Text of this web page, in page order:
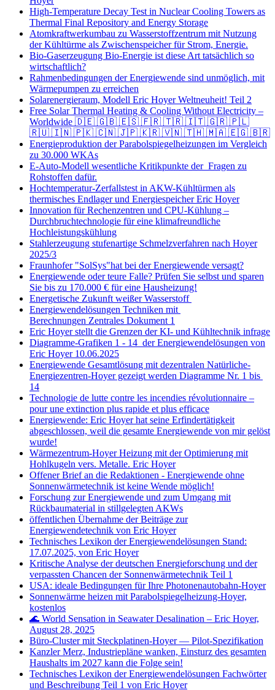
High-Temperature Decay Test in Nuclear Cooling Towers as
Thermal Final Repository and Energy Storage
Atomkraftwerkumbau zu Wasserstoffzentrum mit Nutzung
der Kühltürme als Zwischenspeicher für Strom, Energie.
Bio-Gaserzeugung Bio-Energie ist diese Art tatsächlich so
wirtschaftlich?
Rahmenbedingungen der Energiewende sind unmöglich, mit
Wärmepumpen zu erreichen
Solarenergieraum, Modell Eric Hoyer Weltneuheit! Teil 2
Free Solar Thermal Heating & Cooling Without Electricity –
Worldwide 🇩🇪 🇬🇧 🇪🇸 🇫🇷 🇹🇷 🇮🇹 🇬🇷 🇵🇱
🇷🇺 🇮🇳 🇵🇰 🇨🇳 🇯🇵 🇰🇷 🇻🇳 🇹🇭 🇲🇦 🇪🇬 🇧🇷
Energieproduktion der Parabolspiegelheizungen im Vergleich
zu 30.000 WKAs
E-Auto-Modell wesentliche Kritikpunkte der Fragen zu
Rohstoffen dafür.
Hochtemperatur-Zerfallstest in AKW-Kühltürmen als
thermisches Endlager und Energiespeicher Eric Hoyer
Innovation für Rechenzentren und CPU-Kühlung –
Durchbruchtechnologie für eine klimafreundliche
Hochleistungskühlung
Stahlerzeugung stufenartige Schmelzverfahren nach Hoyer
2025/3
Fraunhofer "SolSys"hat bei der Energiewende versagt?
Energiewende oder teure Falle? Prüfen Sie selbst und sparen
Sie bis zu 170.000 € für eine Hausheizung!
Energetische Zukunft weißer Wasserstoff
Energiewendelösungen Techniken mit
Berechnungen Zentrales Dokument 1
Eric Hoyer stellt die Grenzen der KI- und Kühltechnik infrage
Diagramme-Grafiken 1 - 14 der Energiewendelösungen von
Eric Hoyer 10.06.2025
Energiewende Gesamtlösung mit dezentralen Natürliche-
Energiezentren-Hoyer gezeigt werden Diagramme Nr. 1 bis
14
Technologie de lutte contre les incendies révolutionnaire –
pour une extinction plus rapide et plus efficace
Energiewende: Eric Hoyer hat seine Erfindertätigkeit
abgeschlossen, weil die gesamte Energiewende von mir gelöst
wurde!
Wärmezentrum-Hoyer Heizung mit der Optimierung mit
Hohlkugeln vers. Metalle. Eric Hoyer
Offener Brief an die Redaktionen - Energiewende ohne
Sonnenwärmetechnik ist keine Wende möglich!
Forschung zur Energiewende und zum Umgang mit
Rückbaumaterial in stillgelegten AKWs
öffentlichen Übernahme der Beiträge zur
Energiewendetechnik von Eric Hoyer
Technisches Lexikon der Energiewendelösungen Stand:
17.07.2025, von Eric Hoyer
Kritische Analyse der deutschen Energieforschung und der
verpassten Chancen der Sonnenwärmetechnik Teil 1
USA: ideale Bedingungen für Ihre Photonenautobahn-Hoyer
Sonnenwärme heizen mit Parabolspiegelheizung-Hoyer,
kostenlos
🌊 World Sensation in Seawater Desalination – Eric Hoyer,
August 28, 2025
Büro‑Cluster mit Steckplatinen‑Hoyer — Pilot‑Spezifikation
Kanzler Merz, Industriepläne wanken, Einsturz des gesamten
Haushalts im 2027 kann die Folge sein!
Technisches Lexikon der Energiewendelösungen Fachwörter
und Beschreibung Teil 1 von Eric Hoyer